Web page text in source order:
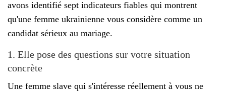
avons identifié sept indicateurs fiables qui montrent
qu'une femme ukrainienne vous considère comme un
candidat sérieux au mariage.
1. Elle pose des questions sur votre situation
concrète
Une femme slave qui s'intéresse réellement à vous ne